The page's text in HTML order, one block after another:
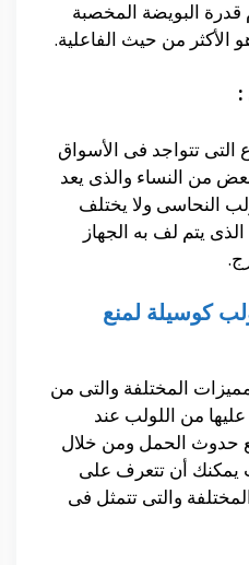
البويضة المخصبة
الأكثر من حيث الفاعلية.
:
التى تتواجد فى الأسواق
من النساء والذى يعد
النحاسى ولا يختلف
يتم لف به الجهاز
كوسيلة لمنع
المختلفة والتى من
من اللولب عند
حدوث الحمل ومن خلال
يمكنك أن تتعرف على
والتى تتمثل فى